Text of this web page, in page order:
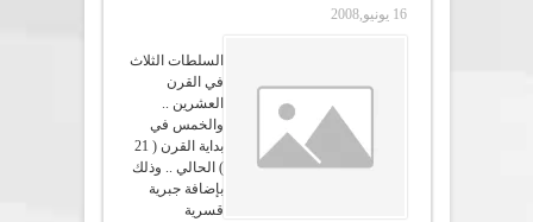
16 يونيو,2008
السلطات الثلاث
في القرن
العشرين ..
والخمس في
بداية القرن ( 21
) الحالي .. وذلك
بإضافة جبرية
قسرية